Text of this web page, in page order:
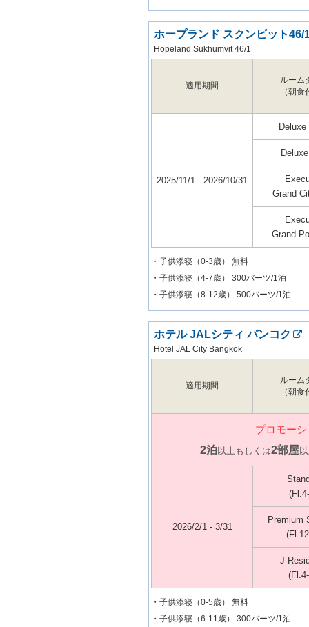
ホープランド スクンビット46/
Hopeland Sukhumvit 46/1
適用期間
ルーム
（朝
2025/11/1 - 2026/10/31
Deluxe
Grand
Grand
・子供添寝（0-3歳） 無料
・子供添寝（4-7歳） 300バーツ/1泊
・子供添寝（8-12歳） 500バーツ/1泊
ホテル JALシティ バンコク
Hotel JAL City Bangkok
適用期間
ルーム
（朝
プロモーシ
2泊以上もしくは2部屋
2026/2/1 - 3/31
Premium
J-
・子供添寝（0-5歳） 無料
・子供添寝（6-11歳） 300バーツ/1泊